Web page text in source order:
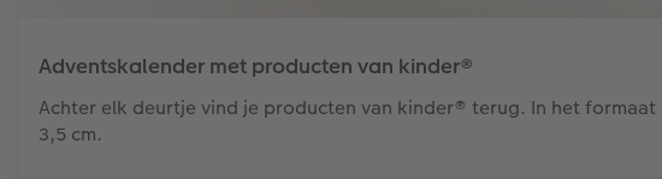
Adventskalender met producten van kinder®
Achter elk deurtje vind je producten van kinder® terug. In het formaat
3,5 cm.